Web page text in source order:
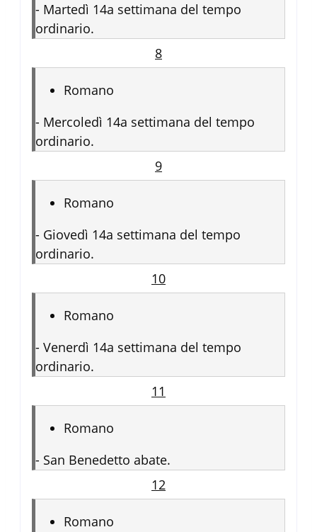
- Martedì 14a settimana del tempo
ordinario.
8
Romano
- Mercoledì 14a settimana del tempo
ordinario.
9
Romano
- Giovedì 14a settimana del tempo
ordinario.
10
Romano
- Venerdì 14a settimana del tempo
ordinario.
11
Romano
- San Benedetto abate.
12
Romano